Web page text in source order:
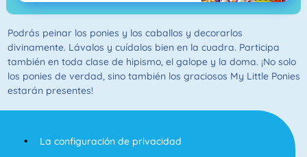
Podrás peinar los ponies y los caballos y decorarlos
divinamente. Lávalos y cuídalos bien en la cuadra. Participa
también en toda clase de hipismo, el galope y la doma. ¡No solo
los ponies de verdad, sino también los graciosos My Little Ponies
estarán presentes!
La configuración de privacidad